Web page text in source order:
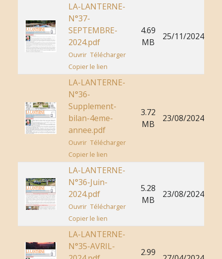
LA-LANTERNE-
N°37-
SEPTEMBRE-
2024.pdf
Ouvrir Télécharger
Copier le lien
4.69
MB
25/11/2024
LA-LANTERNE-
N°36-
Supplement-
bilan-4eme-
annee.pdf
Ouvrir Télécharger
Copier le lien
3.72
MB
23/08/2024
LA-LANTERNE-
N°36-Juin-
2024.pdf
Ouvrir Télécharger
Copier le lien
5.28
MB
23/08/2024
LA-LANTERNE-
N°35-AVRIL-
2.99